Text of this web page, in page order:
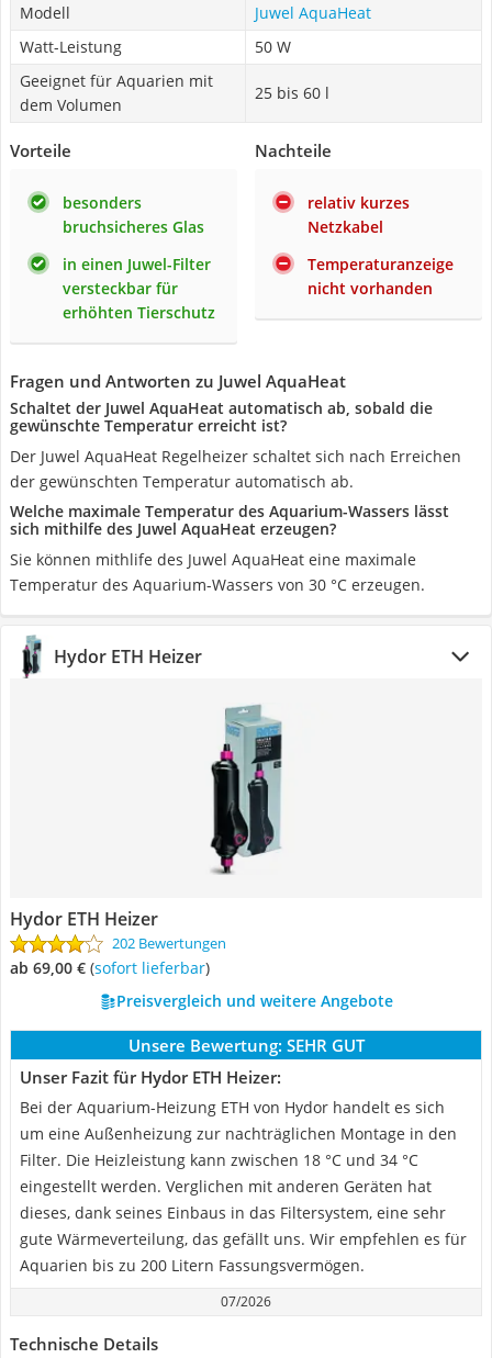
Modell
Juwel AquaHeat
Watt-Leistung
50 W
Geeignet für Aquarien mit
dem Volumen
25 bis 60 l
Vorteile
besonders
bruchsicheres Glas
in einen Juwel-Filter
versteckbar für
erhöhten Tierschutz
Nachteile
relativ kurzes
Netzkabel
Temperaturanzeige
nicht vorhanden
Fragen und Antworten zu Juwel AquaHeat
Schaltet der Juwel AquaHeat automatisch ab, sobald die
gewünschte Temperatur erreicht ist?
Der Juwel AquaHeat Regelheizer schaltet sich nach Erreichen
der gewünschten Temperatur automatisch ab.
Welche maximale Temperatur des Aquarium-Wassers lässt
sich mithilfe des Juwel AquaHeat erzeugen?
Sie können mithlife des Juwel AquaHeat eine maximale
Temperatur des Aquarium-Wassers von 30 °C erzeugen.
Hydor ETH Heizer
Hydor ETH Heizer
202 Bewertungen
ab 69,00 € ( Sofort lieferbar)
Preisvergleich und weitere Angebote
Unsere Bewertung: SEHR GUT
Unser Fazit für Hydor ETH Heizer:
Bei der Aquarium-Heizung ETH von Hydor handelt es sich
um eine Außenheizung zur nachträglichen Montage in den
Filter. Die Heizleistung kann zwischen 18 °C und 34 °C
eingestellt werden. Verglichen mit anderen Geräten hat
dieses, dank seines Einbaus in das Filtersystem, eine sehr
gute Wärmeverteilung, das gefällt uns. Wir empfehlen es für
Aquarien bis zu 200 Litern Fassungsvermögen.
07/2026
Technische Details